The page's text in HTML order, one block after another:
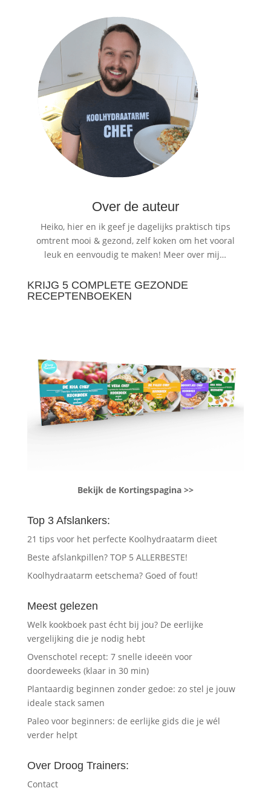
Over de auteur
Heiko, hier en ik geef je dagelijks praktisch tips
omtrent mooi & gezond, zelf koken om het vooral
leuk en eenvoudig te maken! Meer over mij…
KRIJG 5 COMPLETE GEZONDE
RECEPTENBOEKEN
Bekijk de Kortingspagina >>
Top 3 Afslankers:
21 tips voor het perfecte Koolhydraatarm dieet
Beste afslankpillen? TOP 5 ALLERBESTE!
Koolhydraatarm eetschema? Goed of fout!
Meest gelezen
Welk kookboek past écht bij jou? De eerlijke
vergelijking die je nodig hebt
Ovenschotel recept: 7 snelle ideeën voor
doordeweeks (klaar in 30 min)
Plantaardig beginnen zonder gedoe: zo stel je jouw
ideale stack samen
Paleo voor beginners: de eerlijke gids die je wél
verder helpt
Over Droog Trainers:
Contact